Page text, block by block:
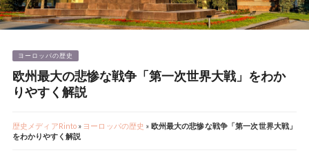
ヨーロッパの歴史
欧州最大の悲惨な戦争「第一次世界大戦」をわか
りやすく解説
歴史メディアRinto» ヨーロッパの歴史 » 欧州最大の悲惨な戦争「第一次世界大戦」
をわかりやすく解説